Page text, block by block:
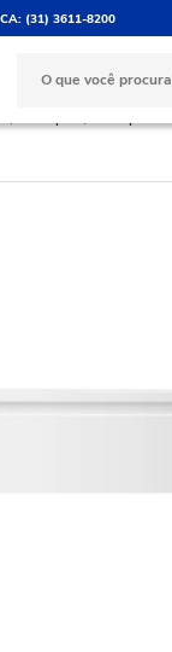
(31) 3611-8200
PARCELE